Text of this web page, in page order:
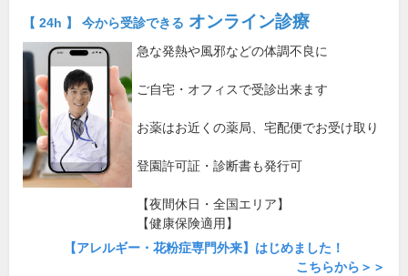
【 24h 】 今から受診できる オンライン診療
急な発熱や風邪などの体調不良に
ご自宅・オフィスで受診出来ます
お薬はお近くの薬局、宅配便でお受け取り
登園許可証・診断書も発行可
【夜間休日・全国エリア】
【健康保険適用】
【アレルギー・花粉症専門外来】はじめました！
こちらから＞＞